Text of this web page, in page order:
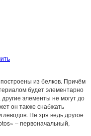
из белков. Причём
будет элементарно
элементы не могут до
он также снабжать
Не зря ведь другое
– первоначальный,